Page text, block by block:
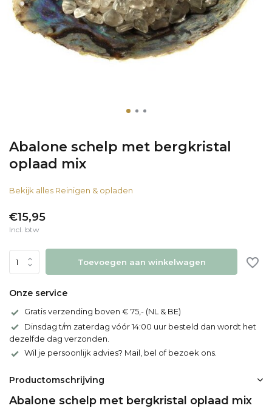
Abalone schelp met bergkristal
oplaad mix
Bekijk alles Reinigen & opladen
€15,95
Incl. btw
Toevoegen aan winkelwagen
Onze service
Gratis verzending boven € 75,- (NL & BE)
Dinsdag t/m zaterdag vóór 14:00 uur besteld dan wordt het
dezelfde dag verzonden.
Wil je persoonlijk advies? Mail, bel of bezoek ons.
Productomschrijving
Abalone schelp met bergkristal oplaad mix